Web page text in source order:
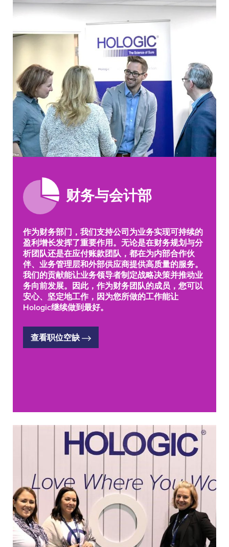
财务与会计部
作为财务部门，我们支持公司为业务实现可持续的
盈利增长发挥了重要作用。无论是在财务规划与分
析团队还是在应付账款团队，都在为内部合作伙
伴、业务管理层和外部供应商提供高质量的服务。
我们的贡献能让业务领导者制定战略决策并推动业
务向前发展。因此，作为财务团队的成员，您可以
安心、坚定地工作，因为您所做的工作能让
Hologic继续做到最好。
查看职位空缺